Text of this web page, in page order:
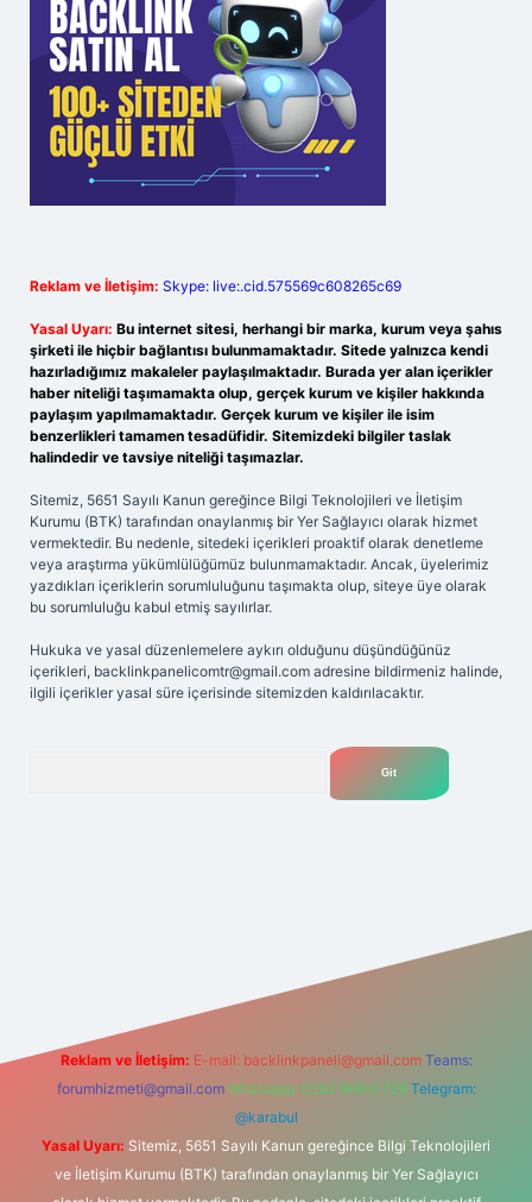
Reklam ve İletişim: Skype: live:.cid.575569c608265c69
Yasal Uyarı: Bu internet sitesi, herhangi bir marka, kurum veya şahıs
şirketi ile hiçbir bağlantısı bulunmamaktadır. Sitede yalnızca kendi
hazırladığımız makaleler paylaşılmaktadır. Burada yer alan içerikler
haber niteliği taşımamakta olup, gerçek kurum ve kişiler hakkında
paylaşım yapılmamaktadır. Gerçek kurum ve kişiler ile isim
benzerlikleri tamamen tesadüfidir. Sitemizdeki bilgiler taslak
halindedir ve tavsiye niteliği taşımazlar.
Sitemiz, 5651 Sayılı Kanun gereğince Bilgi Teknolojileri ve İletişim
Kurumu (BTK) tarafından onaylanmış bir Yer Sağlayıcı olarak hizmet
vermektedir. Bu nedenle, sitedeki içerikleri proaktif olarak denetleme
veya araştırma yükümlülüğümüz bulunmamaktadır. Ancak, üyelerimiz
yazdıkları içeriklerin sorumluluğunu taşımakta olup, siteye üye olarak
bu sorumluluğu kabul etmiş sayılırlar.
Hukuka ve yasal düzenlemelere aykırı olduğunu düşündüğünüz
içerikleri, backlinkpanelicomtr@gmail.com adresine bildirmeniz halinde,
ilgili içerikler yasal süre içerisinde sitemizden kaldırılacaktır.
Reklam ve İletişim: E-mail: backlinkpaneli@gmail.com Teams:
forumhizmeti@gmail.com Whatsapp: 0262 606 0 726 Telegram:
@karabul
Yasal Uyarı: Sitemiz, 5651 Sayılı Kanun gereğince Bilgi Teknolojileri
ve İletişim Kurumu (BTK) tarafından onaylanmış bir Yer Sağlayıcı